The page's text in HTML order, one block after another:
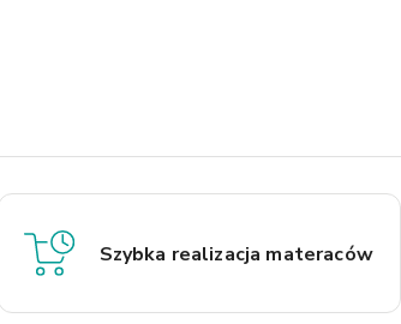
Szybka realizacja materaców